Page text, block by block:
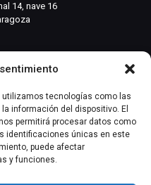
utilizamos tecnologías como las
información del dispositivo. El
permitirá procesar datos como
identificaciones únicas en este
puede afectar
y funciones.
14, nave 16